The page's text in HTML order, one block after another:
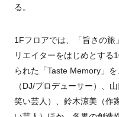
る。
1Fフロアでは、「旨さの旅
リエイターをはじめとする
られた「Taste Memory」
（DJ/プロデューサー）、
笑い芸人）、鈴木涼美（作